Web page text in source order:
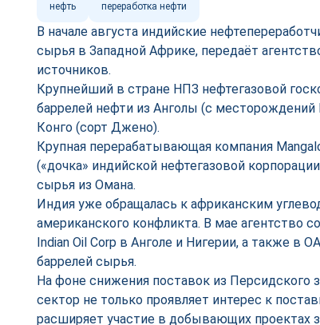
нефть переработка нефти
В начале августа индийские
сырья в Западной Африке, передаёт
источников.
Крупнейший в стране НПЗ нефтегазовой
баррелей нефти из Анголы (с
Конго (сорт Джено).
Крупная перерабатывающая компания
(«дочка» индийской нефтегазовой
сырья из Омана.
Индия уже обращалась к африканским
американского конфликта. В мае агентство
Indian Oil Corp в Анголе и Нигерии, а также в
баррелей сырья.
На фоне снижения поставок из Персидского
сектор не только проявляет интерес к
расширяет участие в добывающих проектах